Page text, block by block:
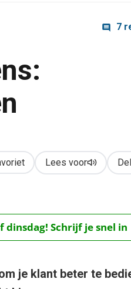
7
Lees voor
dinsdag! Schrijf je snel in
je klant beter te